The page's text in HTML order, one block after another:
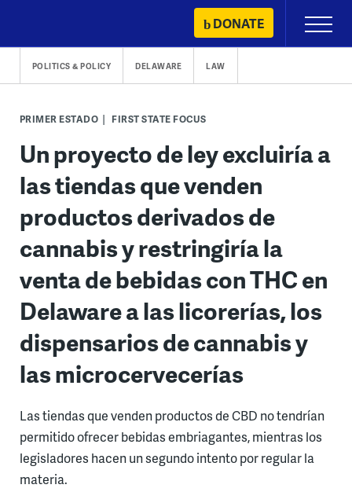
content
DONATE
Primary
Menu
POLITICS & POLICY DELAWARE LAW
PRIMER ESTADO FIRST STATE FOCUS
Un proyecto de ley excluiría a
las tiendas que venden
productos derivados de
cannabis y restringiría la
venta de bebidas con THC en
Delaware a las licorerías, los
dispensarios de cannabis y
las microcervecerías
Las tiendas que venden productos de CBD no tendrían
permitido ofrecer bebidas embriagantes, mientras los
legisladores hacen un segundo intento por regular la
materia.